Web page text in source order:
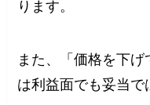
ります。
また、「価格を下
は利益面でも妥当で